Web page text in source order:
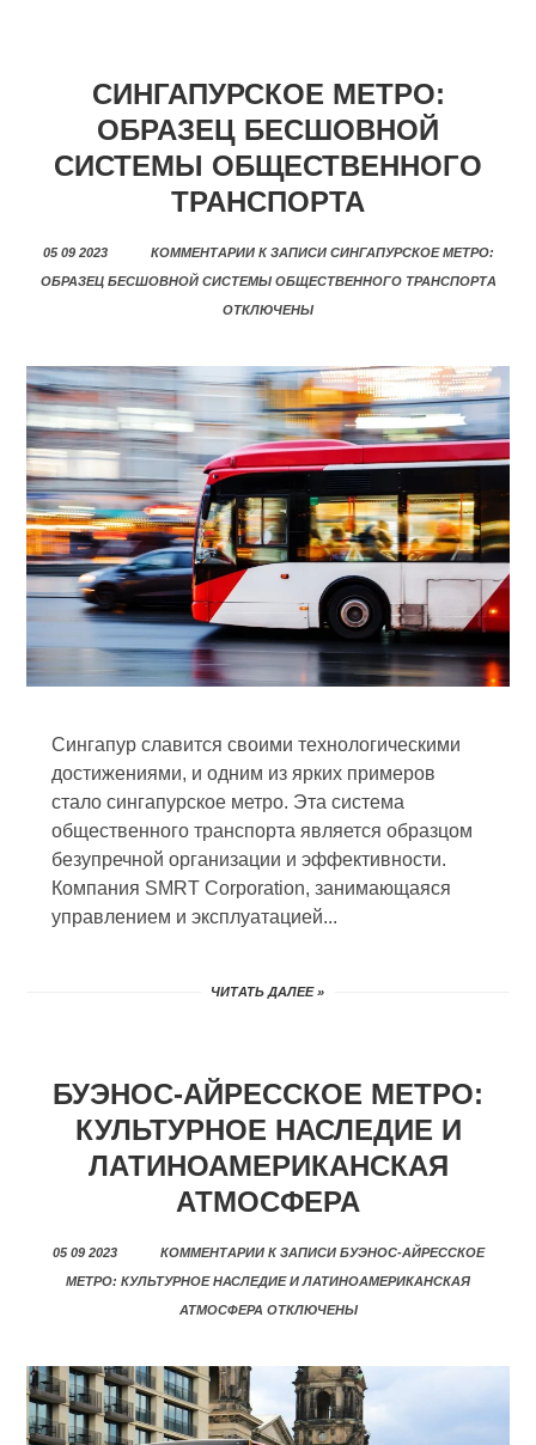
СИНГАПУРСКОЕ МЕТРО:
ОБРАЗЕЦ БЕСШОВНОЙ
СИСТЕМЫ ОБЩЕСТВЕННОГО
ТРАНСПОРТА
05 09 2023 КОММЕНТАРИИК ЗАПИСИ СИНГАПУРСКОЕ МЕТРО:
ОБРАЗЕЦ БЕСШОВНОЙ СИСТЕМЫ ОБЩЕСТВЕННОГО ТРАНСПОРТА
ОТКЛЮЧЕНЫ
Сингапур славится своими технологическими
достижениями, и одним из ярких примеров
стало сингапурское метро. Эта система
общественного транспорта является образцом
безупречной организации и эффективности.
Компания SMRT Corporation, занимающаяся
управлением и эксплуатацией...
ЧИТАТЬ ДАЛЕЕ »
БУЭНОС-АЙРЕССКОЕ МЕТРО:
КУЛЬТУРНОЕ НАСЛЕДИЕ И
ЛАТИНОАМЕРИКАНСКАЯ
АТМОСФЕРА
05 09 2023 КОММЕНТАРИИК ЗАПИСИ БУЭНОС-АЙРЕССКОЕ
МЕТРО: КУЛЬТУРНОЕ НАСЛЕДИЕ И ЛАТИНОАМЕРИКАНСКАЯ
АТМОСФЕРА ОТКЛЮЧЕНЫ